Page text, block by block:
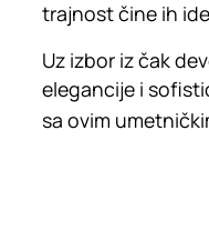
trajnost čine ih
Uz izbor iz čak
elegancije i
sa ovim